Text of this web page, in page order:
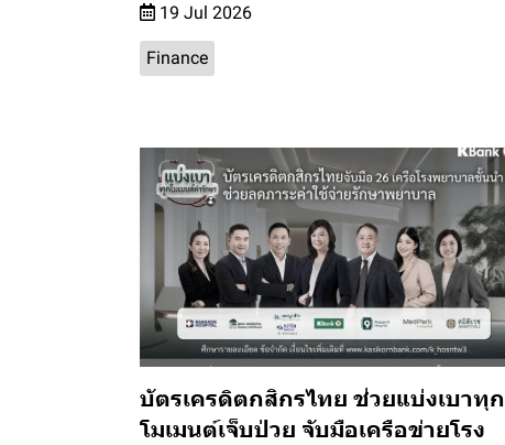
19 Jul 2026
Finance
บัตรเครดิตกสิกรไทย ช่วยแบ่งเบาทุก
โมเมนต์เจ็บป่วย จับมือเครือข่ายโรง